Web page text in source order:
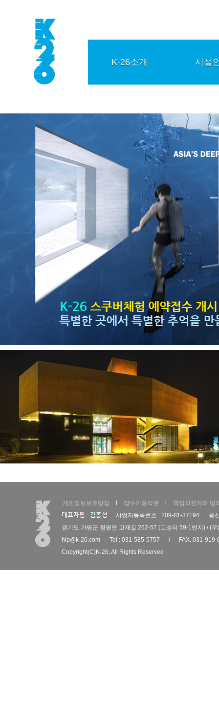
K-26소개 시설
개인정보보호방침 잠수이용약관
책임의한계와 법
사업자등록번호 : 209-81-37194
통
경기도 가평군 청평면 고재길 262-57 (고성리 59-1번지) / (
hlp@k-26.com
Tel : 031-585-5757 /
FAX. 031-919-
Copyright(C)K-26, All Rights Reserved